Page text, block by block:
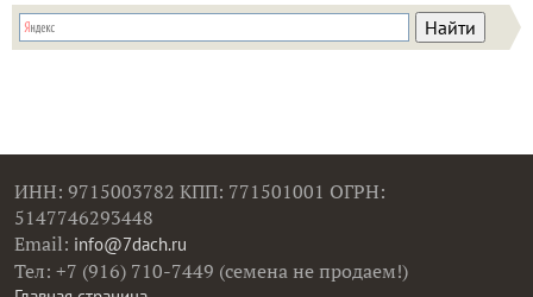
ИНН: 9715003782 КПП: 771501001 ОГРН:
5147746293448
Email: info@7dach.ru
Тел: +7 (916) 710-7449 (семена не продаем!)